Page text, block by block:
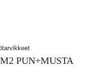
PUN+MUSTA